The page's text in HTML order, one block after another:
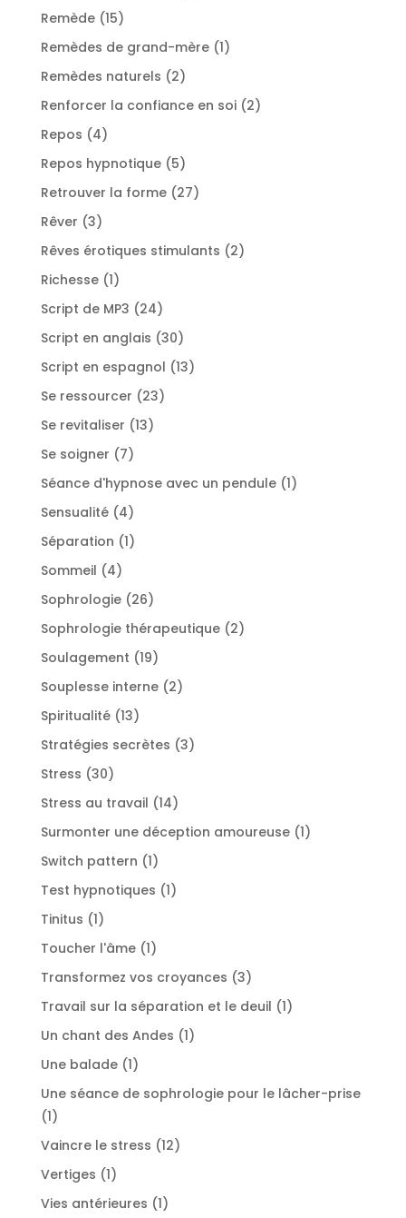
Remède 1515
produits
Remèdes de grand-mère 11
Remèdes naturels 22
produits
Renforcer la confiance en soi 22
Repos 44
produits
Repos hypnotique 55
produits
Retrouver la forme 2727
Rêver 33
produits
Rêves érotiques stimulants 22
Richesse 11
produit
Script de MP3 2424
produits
Script en anglais 3030
produits
Script en espagnol 1313
Se ressourcer 2323
Se revitaliser 1313
Se soigner 77
produits
Séance d'hypnose avec un pendule 11
Sensualité 44
produits
Séparation 11
Sommeil 44
produits
Sophrologie 2626
produits
Sophrologie thérapeutique 22
Soulagement 1919
produits
Souplesse interne 22
Spiritualité 1313
produits
Stratégies secrètes 33
Stress 3030
produits
Stress au travail 1414
produits
Surmonter une déception amoureuse 11
Switch pattern 11
produit
Test hypnotiques 11
Tinitus 11
produit
Toucher l'âme 11
produit
Transformez vos croyances 33
produits
Travail sur la séparation et le deuil 11
Un chant des Andes 11
Une balade 11
produit
Une séance de sophrologie pour le lâcher-prise
11
produit
Vaincre le stress 1212
Vertiges 11
produit
Vies antérieures 11